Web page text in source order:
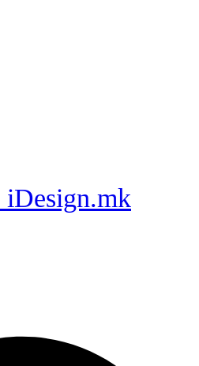
iDesign.mk